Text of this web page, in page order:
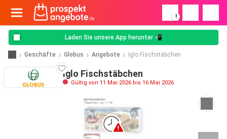
!
Laden Sie unsere App herunter 📲
Geschäfte Globus Angebote Iglo Fischstäbchen
Iglo Fischstäbchen
Gültig von 11 Mai 2026 bis 16 Mai 2026